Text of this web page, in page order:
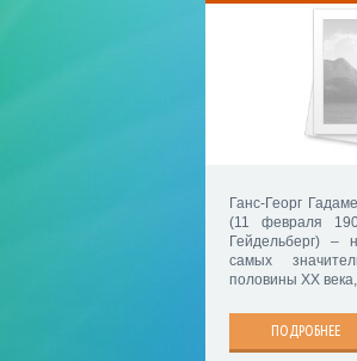
Ганс-Георг
(11 февраля
Гейдельберг) –
самых
половины ХХ
ПОДРОБНЕЕ